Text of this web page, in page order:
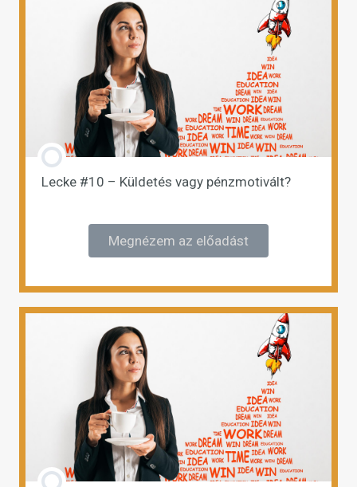
Lecke #10 – Küldetés vagy pénzmotivált?
Megnézem az előadást